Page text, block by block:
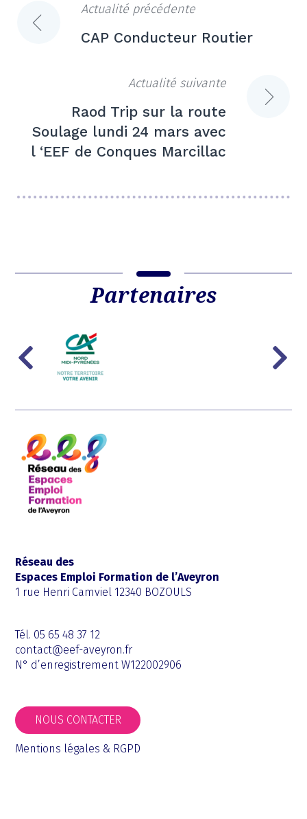
NavigationActualité précédente
CAP Conducteur Routier
Actualité suivante
Raod Trip sur la route
Soulage lundi 24 mars avec
l ‘EEF de Conques Marcillac
Partenaires
Réseau des
Espaces Emploi Formation de l’Aveyron
1 rue Henri Camviel 12340 BOZOULS
Tél. 05 65 48 37 12
contact@eef-aveyron.fr
N° d’enregistrement W122002906
NOUS CONTACTER
Mentions légales & RGPD